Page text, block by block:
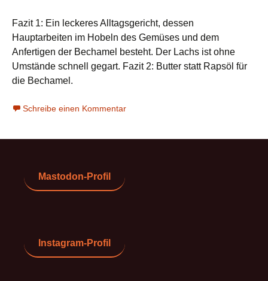
Fazit 1: Ein leckeres Alltagsgericht, dessen
Hauptarbeiten im Hobeln des Gemüses und dem
Anfertigen der Bechamel besteht. Der Lachs ist ohne
Umstände schnell gegart. Fazit 2: Butter statt Rapsöl für
die Bechamel.
Schreibe einen Kommentar
Mastodon-Profil
Instagram-Profil